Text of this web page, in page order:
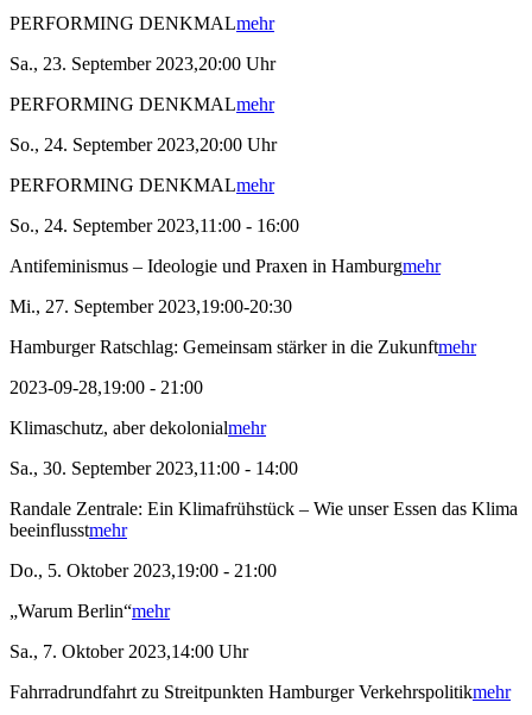
PERFORMING DENKMALmehr
Sa., 23. September 2023,20:00 Uhr
PERFORMING DENKMALmehr
So., 24. September 2023,20:00 Uhr
PERFORMING DENKMALmehr
So., 24. September 2023,11:00 - 16:00
Antifeminismus – Ideologie und Praxen in Hamburgmehr
Mi., 27. September 2023,19:00-20:30
Hamburger Ratschlag: Gemeinsam stärker in die Zukunftmehr
2023-09-28,19:00 - 21:00
Klimaschutz, aber dekolonialmehr
Sa., 30. September 2023,11:00 - 14:00
Randale Zentrale: Ein Klimafrühstück – Wie unser Essen das Klima
beeinflusstmehr
Do., 5. Oktober 2023,19:00 - 21:00
„Warum Berlin“mehr
Sa., 7. Oktober 2023,14:00 Uhr
Fahrradrundfahrt zu Streitpunkten Hamburger Verkehrspolitikmehr